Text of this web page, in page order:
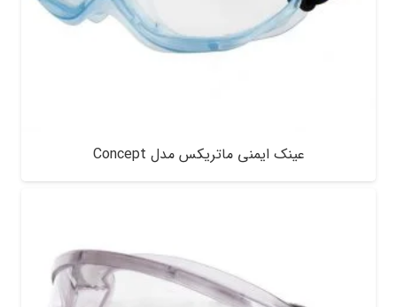
عینک ایمنی ماتریکس مدل Concept